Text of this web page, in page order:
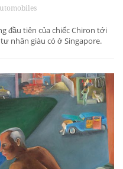
đầu tiên của chiếc Chiron tới
nhân giàu có ở Singapore.